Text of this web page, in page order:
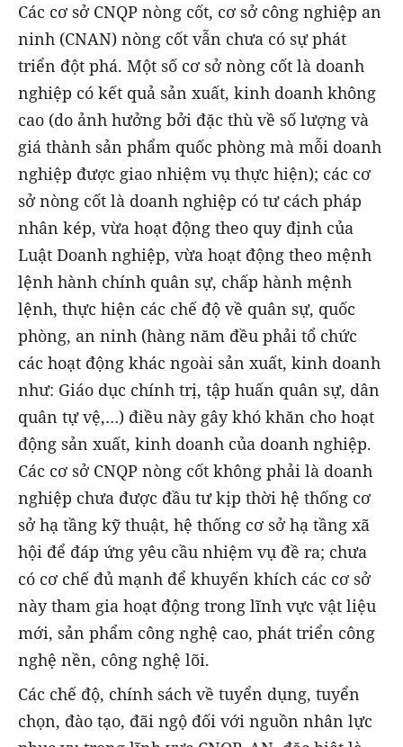
Các cơ sở CNQP nòng cốt, cơ sở công nghiệp an
ninh (CNAN) nòng cốt vẫn chưa có sự phát
triển đột phá. Một số cơ sở nòng cốt là doanh
nghiệp có kết quả sản xuất, kinh doanh không
cao (do ảnh hưởng bởi đặc thù về số lượng và
giá thành sản phẩm quốc phòng mà mỗi doanh
nghiệp được giao nhiệm vụ thực hiện); các cơ
sở nòng cốt là doanh nghiệp có tư cách pháp
nhân kép, vừa hoạt động theo quy định của
Luật Doanh nghiệp, vừa hoạt động theo mệnh
lệnh hành chính quân sự, chấp hành mệnh
lệnh, thực hiện các chế độ về quân sự, quốc
phòng, an ninh (hàng năm đều phải tổ chức
các hoạt động khác ngoài sản xuất, kinh doanh
như: Giáo dục chính trị, tập huấn quân sự, dân
quân tự vệ,…) điều này gây khó khăn cho hoạt
động sản xuất, kinh doanh của doanh nghiệp.
Các cơ sở CNQP nòng cốt không phải là doanh
nghiệp chưa được đầu tư kịp thời hệ thống cơ
sở hạ tầng kỹ thuật, hệ thống cơ sở hạ tầng xã
hội để đáp ứng yêu cầu nhiệm vụ đề ra; chưa
có cơ chế đủ mạnh để khuyến khích các cơ sở
này tham gia hoạt động trong lĩnh vực vật liệu
mới, sản phẩm công nghệ cao, phát triển công
nghệ nền, công nghệ lõi.
Các chế độ, chính sách về tuyển dụng, tuyển
chọn, đào tạo, đãi ngộ đối với nguồn nhân lực